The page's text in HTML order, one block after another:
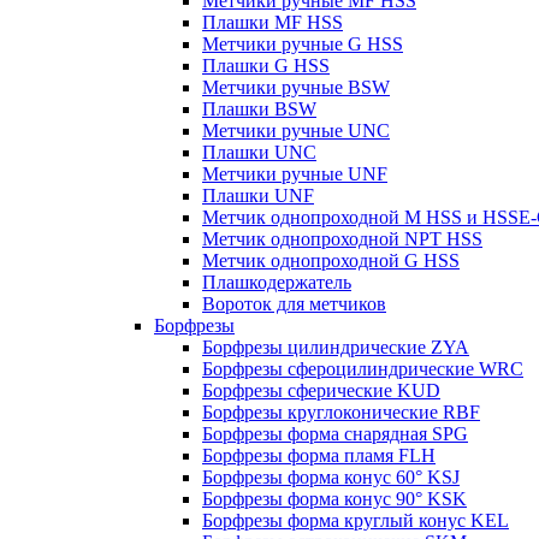
Плашки MF HSS
Метчики ручные G HSS
Плашки G HSS
Метчики ручные BSW
Плашки BSW
Метчики ручные UNC
Плашки UNC
Метчики ручные UNF
Плашки UNF
Метчик однопроходной M HSS и
Метчик однопроходной NPT HSS
Метчик однопроходной G HSS
Плашкодержатель
Вороток для метчиков
Борфрезы
Борфрезы цилиндрические ZYA
Борфрезы сфероцилиндрические WRC
Борфрезы сферические KUD
Борфрезы круглоконические RBF
Борфрезы форма снарядная SPG
Борфрезы форма пламя FLH
Борфрезы форма конус 60° KSJ
Борфрезы форма конус 90° KSK
Борфрезы форма круглый конус KEL